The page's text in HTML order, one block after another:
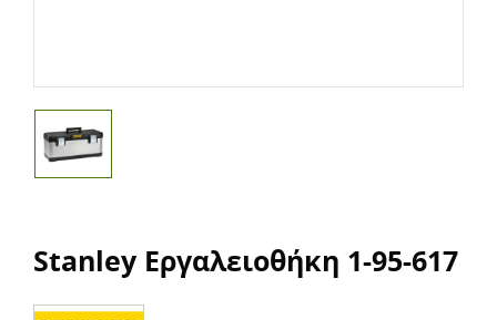
Stanley Εργαλειοθήκη 1-95-617